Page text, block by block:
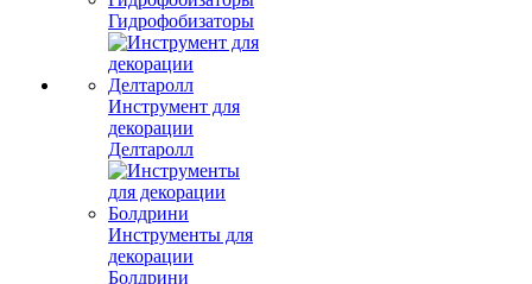
Гидрофобизаторы
Инструмент для
декорации
Делтаролл
Инструменты для
декорации
Болдрини